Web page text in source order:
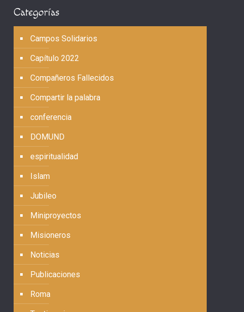
Categorías
Campos Solidarios
Capítulo 2022
Compañeros Fallecidos
Compartir la palabra
conferencia
DOMUND
espiritualidad
Islam
Jubileo
Miniproyectos
Misioneros
Noticias
Publicaciones
Roma